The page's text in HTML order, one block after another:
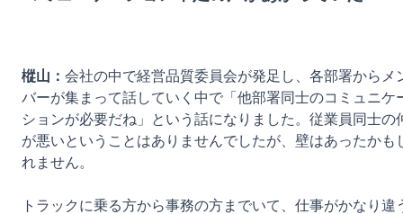
樅山： 会社の中で経営品質委員会が発足し、各部署からメ
バーが集まって話していく中で「他部署同士のコミュニケ
ションが必要だね」という話になりました。従業員同士の
が悪いということはありませんでしたが、壁はあったかも
れません。
トラックに乗る方から事務の方までいて、仕事がかなり違